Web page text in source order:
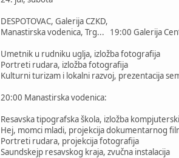
DESPOTOVAC, Galerija CZKD,
Manastirska vodenica, Trg... 19:00 Galerija
Umetnik u rudniku uglja, izložba fotografija
Portreti rudara, izložba fotografija
Kulturni turizam i lokalni razvoj, prezentacija
20:00 Manastirska vodenica:
Resavska tipografska škola, izložba
Hej, momci mladi, projekcija dokumentarnog
Portreti rudara, projekcija fotografija
Saundskejp resavskog kraja, zvučna instalacija